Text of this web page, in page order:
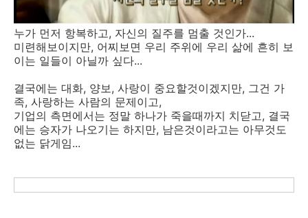
누가 먼저 항복하고, 자신의 질주를 멈출 것인가...
미련해보이지만, 어찌보면 우리 주위에 우리 삶에 흔히 보
이는 일들이 아닐까 싶다...
결국에는 대화, 양보, 사랑이 중요할것이겠지만, 그건 가
족, 사랑하는 사람의 문제이고,
기업의 측면에서는 정말 하나가 죽을때까지 치닫고, 결국
에는 승자가 나오기는 하지만, 남은것이라고는 아무것도
없는 닭게임...